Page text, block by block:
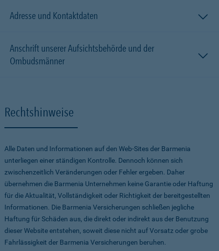
Adresse und Kontaktdaten
Anschrift unserer Aufsichtsbehörde und der
Ombudsmänner
Rechtshinweise
Alle Daten und Informationen auf den Web-Sites der Barmenia
unterliegen einer ständigen Kontrolle. Dennoch können sich
zwischenzeitlich Veränderungen oder Fehler ergeben. Daher
übernehmen die Barmenia Unternehmen keine Garantie oder Haftung
für die Aktualität, Vollständigkeit oder Richtigkeit der bereitgestellten
Informationen. Die Barmenia Versicherungen schließen jegliche
Haftung für Schäden aus, die direkt oder indirekt aus der Benutzung
dieser Website entstehen, soweit diese nicht auf Vorsatz oder grobe
Fahrlässigkeit der Barmenia Versicherungen beruhen.